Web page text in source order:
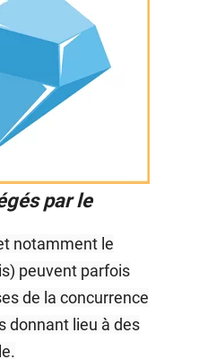
par le
notamment le
peuvent parfois
de la concurrence
donnant lieu à des